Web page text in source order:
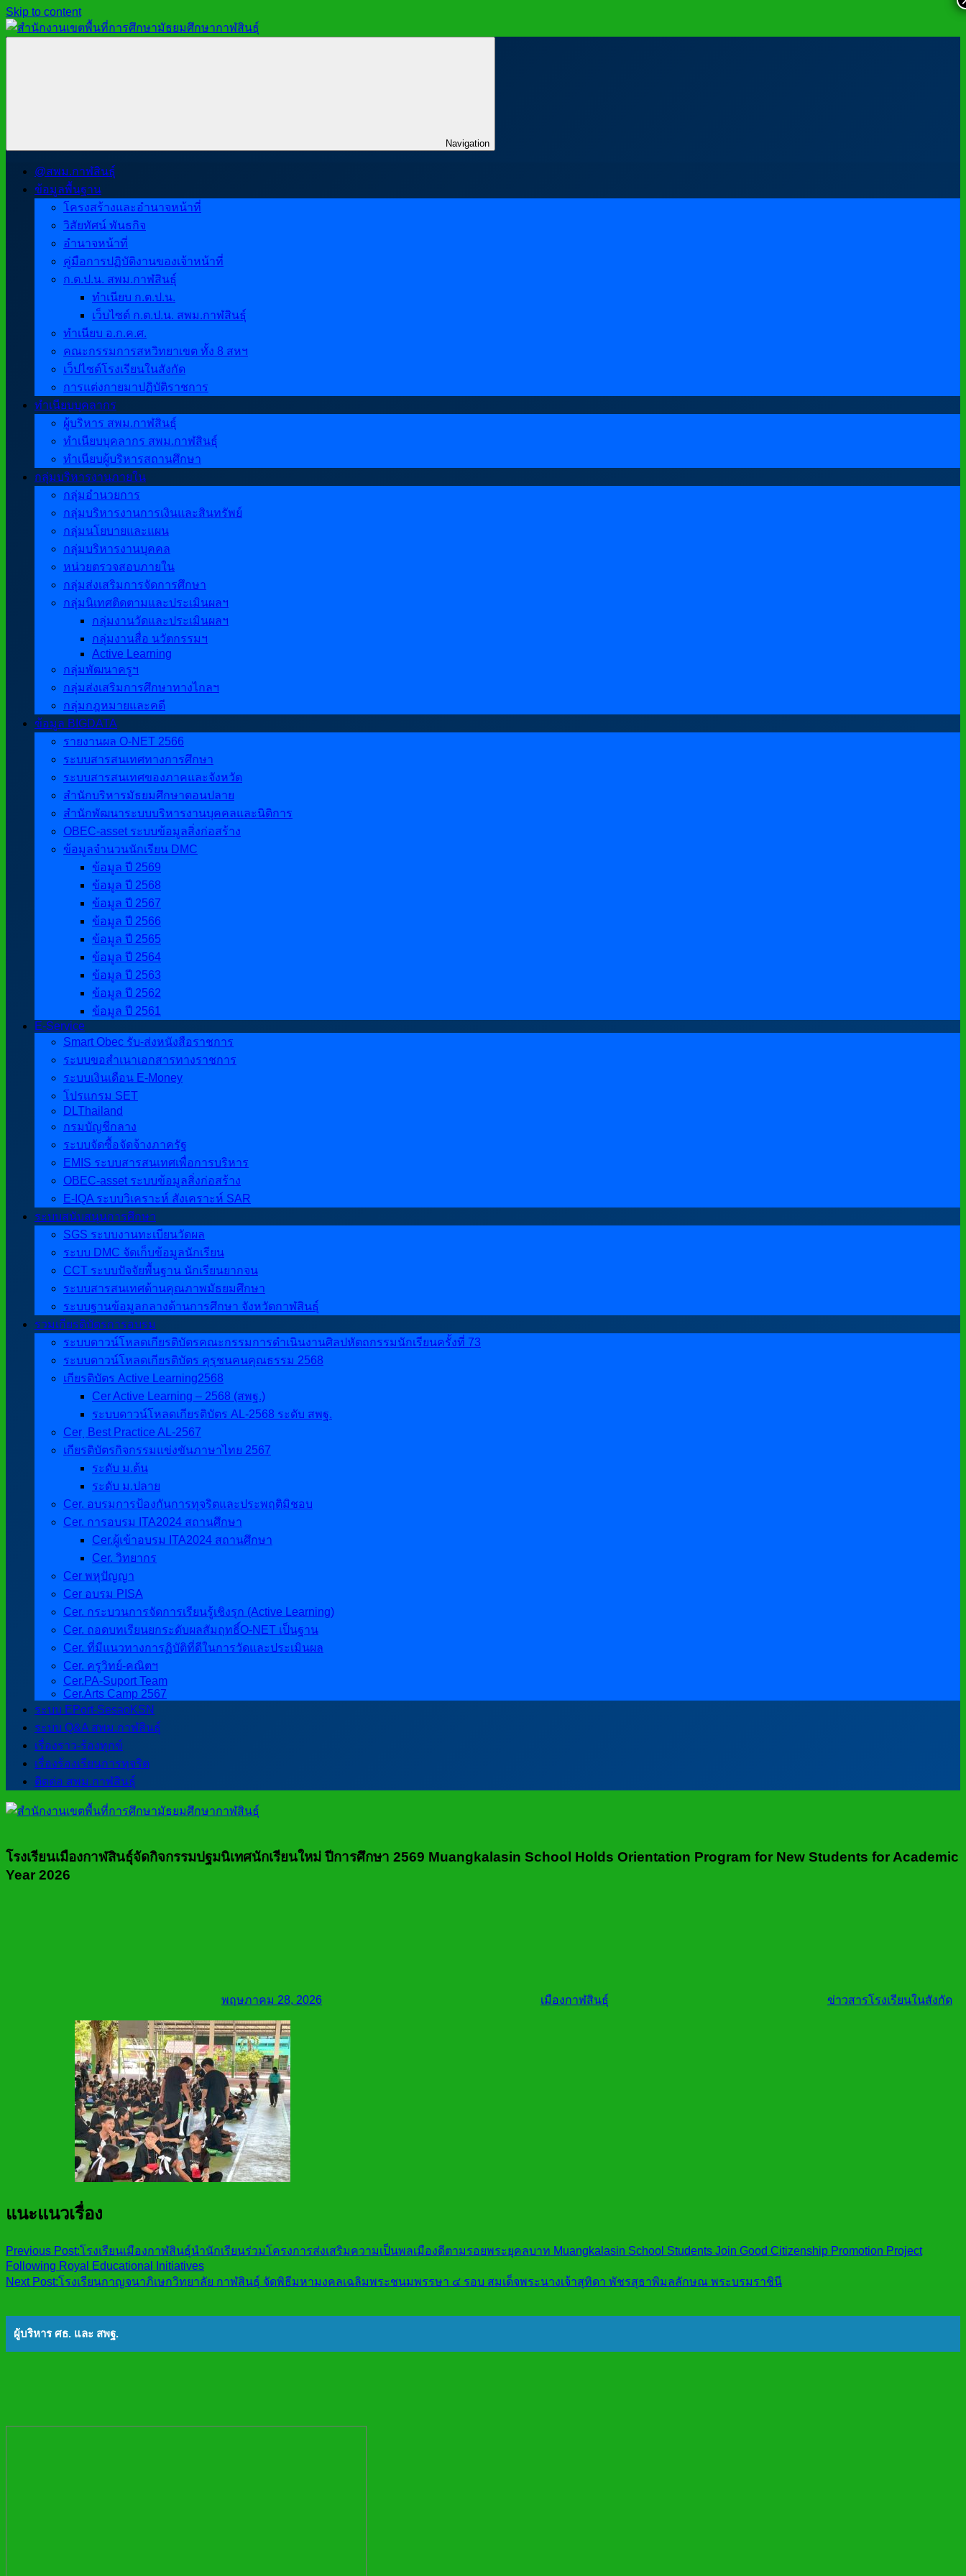
Skip to content
มัธยมศึกษา
กาฬสินธุ์
ศึกษา
มัธยมศึกษา
กาฬสินธุ์
Navigation
@สพม.กาฬสินธุ์
ข้อมูลพื้นฐาน
โครงสร้างและอำนาจหน้าที่
วิสัยทัศน์ พันธกิจ
อำนาจหน้าที่
คู่มือการปฏิบัติงานของเจ้าหน้าที่
ก.ต.ป.น. สพม.กาฬสินธุ์
ทำเนียบ ก.ต.ป.น.
เว็บไซต์ ก.ต.ป.น. สพม.กาฬสินธุ์
ทำเนียบ อ.ก.ค.ศ.
คณะกรรมการสหวิทยาเขต ทั้ง 8 สหฯ
เว็ปไซต์โรงเรียนในสังกัด
การแต่งกายมาปฏิบัติราชการ
ทำเนียบบุคลากร
ผู้บริหาร สพม.กาฬสินธุ์
ทำเนียบบุคลากร สพม.กาฬสินธุ์
ทำเนียบผู้บริหารสถานศึกษา
กลุ่มบริหารงานภายใน
กลุ่มอำนวยการ
กลุ่มบริหารงานการเงินและสินทรัพย์
กลุ่มนโยบายและแผน
กลุ่มบริหารงานบุคคล
หน่วยตรวจสอบภายใน
กลุ่มส่งเสริมการจัดการศึกษา
กลุ่มนิเทศติดตามและประเมินผลฯ
กลุ่มงานวัดและประเมินผลฯ
กลุ่มงานสื่อ นวัตกรรมฯ
Active Learning
กลุ่มพัฒนาครูฯ
กลุ่มส่งเสริมการศึกษาทางไกลฯ
กลุ่มกฎหมายและคดี
ข้อมูล BIGDATA
รายงานผล O-NET 2566
ระบบสารสนเทศทางการศึกษา
ระบบสารสนเทศของภาคและจังหวัด
สำนักบริหารมัธยมศึกษาตอนปลาย
สำนักพัฒนาระบบบริหารงานบุคคลและนิติการ
OBEC-asset ระบบข้อมูลสิ่งก่อสร้าง
ข้อมูลจำนวนนักเรียน DMC
ข้อมูล ปี 2569
ข้อมูล ปี 2568
ข้อมูล ปี 2567
ข้อมูล ปี 2566
ข้อมูล ปี 2565
ข้อมูล ปี 2564
ข้อมูล ปี 2563
ข้อมูล ปี 2562
ข้อมูล ปี 2561
E-Service
Smart Obec รับ-ส่งหนังสือราชการ
ระบบขอสำเนาเอกสารทางราชการ
ระบบเงินเดือน E-Money
โปรแกรม SET
DLThailand
กรมบัญชีกลาง
ระบบจัดซื้อจัดจ้างภาครัฐ
EMIS ระบบสารสนเทศเพื่อการบริหาร
OBEC-asset ระบบข้อมูลสิ่งก่อสร้าง
E-IQA ระบบวิเคราะห์ สังเคราะห์ SAR
ระบบสนับสนุนการศึกษา
SGS ระบบงานทะเบียนวัดผล
ระบบ DMC จัดเก็บข้อมูลนักเรียน
CCT ระบบปัจจัยพื้นฐาน นักเรียนยากจน
ระบบสารสนเทศด้านคุณภาพมัธยมศึกษา
ระบบฐานข้อมูลกลางด้านการศึกษา จังหวัดกาฬสินธุ์
รวมเกียรติบัตรการอบรม
ระบบดาวน์โหลดเกียรติบัตรคณะกรรมการดำเนินงานศิลปหัตถกรรมนักเรียนครั้งที่ 73
ระบบดาวน์โหลดเกียรติบัตร คุรุชนคนคุณธรรม 2568
เกียรติบัตร Active Learning2568
Cer Active Learning – 2568 (สพฐ.)
ระบบดาวน์โหลดเกียรติบัตร AL-2568 ระดับ สพฐ.
Cer ฺ Best Practice AL-2567
เกียรติบัตรกิจกรรมแข่งขันภาษาไทย 2567
ระดับ ม.ต้น
ระดับ ม.ปลาย
Cer. อบรมการป้องกันการทุจริตและประพฤติมิชอบ
Cer. การอบรม ITA2024 สถานศึกษา
Cer.ผู้เข้าอบรม ITA2024 สถานศึกษา
Cer. วิทยากร
Cer พหุปัญญา
Cer อบรม PISA
Cer. กระบวนการจัดการเรียนรู้เชิงรุก (Active Learning)
Cer. ถอดบทเรียนยกระดับผลสัมฤทธิ์O-NET เป็นฐาน
Cer. ที่มีแนวทางการฏิบัติที่ดีในการวัดและประเมินผล
Cer. ครูวิทย์-คณิตฯ
Cer.PA-Suport Team
Cer.Arts Camp 2567
ระบบ EPort-SesaoKSN
ระบบ Q&A สพม.กาฬสินธุ์
เรื่องราว-ร้องทุกข์
เรื่องร้องเรียนการทุจริต
ติดต่อ สพม.กาฬสินธุ์
โรงเรียนเมืองกาฬสินธุ์จัดกิจกรรมปฐมนิเทศนักเรียนใหม่ ปีการศึกษา 2569 Muangkalasin School Holds Orientation Program for New Students for Academic
Year 2026
พฤษภาคม 28, 2026 เมืองกาฬสินธุ์ ข่าวสารโรงเรียนในสังกัด
แนะแนวเรื่อง
Previous Post:โรงเรียนเมืองกาฬสินธุ์นำนักเรียนร่วมโครงการส่งเสริมความเป็นพลเมืองดีตามรอยพระยุคลบาท Muangkalasin School Students Join Good Citizenship Promotion Project
Following Royal Educational Initiatives
Next Post:โรงเรียนกาญจนาภิเษกวิทยาลัย กาฬสินธุ์ จัดพิธีมหามงคลเฉลิมพระชนมพรรษา ๔ รอบ สมเด็จพระนางเจ้าสุทิดา พัชรสุธาพิมลลักษณ พระบรมราชินี
ผู้บริหาร ศธ. และ สพฐ.